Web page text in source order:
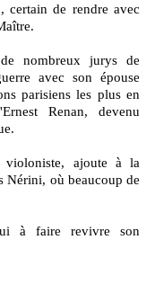
certain de rendre avec
nombreux jurys de
avec son épouse
parisiens les plus en
Renan, devenu
violoniste, ajoute à la
Nérini, où beaucoup de
à faire revivre son